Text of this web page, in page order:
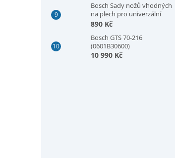
Bosch Sady nožů vhodných
na plech pro univerzální
nůžky GSC 2.8, plech, 5 kusů
890 Kč
Bosch GTS 70-216
(0601B30600)
10 990 Kč